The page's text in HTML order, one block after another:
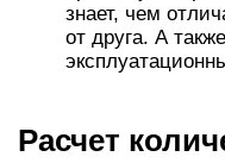
знает, чем
от друга. А
Расчет